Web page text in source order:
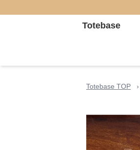
Totebase
Totebase TOP ›